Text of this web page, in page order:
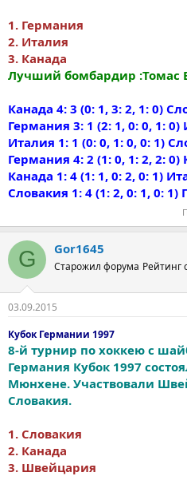
1. Германия
2. Италия
3. Канада
Лучший бомбардир :Томас
Канада 4: 3 (0: 1, 3: 2, 1: 0)
Германия 3: 1 (2: 1, 0: 0, 1: 0)
Италия 1: 1 (0: 0, 1: 0, 0: 1)
Германия 4: 2 (1: 0, 1: 2, 2: 0)
Канада 1: 4 (1: 1, 0: 2, 0: 1)
Словакия 1: 4 (1: 2, 0: 1, 0: 1)
G Gor1645
Старожил форума Рейтинг
03.09.2015
Кубок Германии 1997
8-й турнир по хоккею с
Германия Кубок 1997
Мюнхене. Участвовали
Словакия.
1. Словакия
2. Канада
3. Швейцария